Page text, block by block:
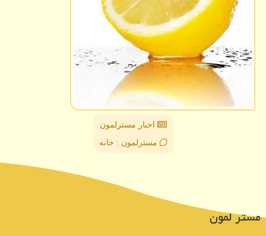
اخبار مسترلمون
مسترلمون : خانه
مستر لمون